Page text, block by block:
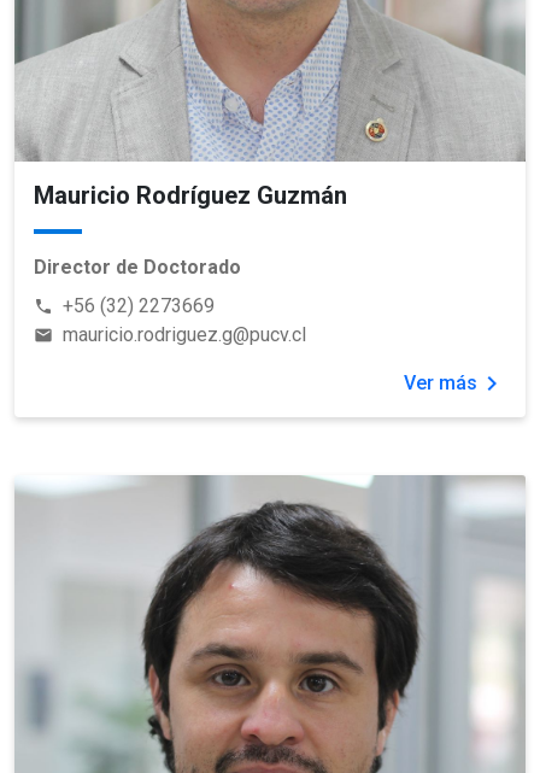
Mauricio Rodríguez Guzmán
Director de Doctorado
phone +56 (32) 2273669
email mauricio.rodriguez.g@pucv.cl
Ver más chevron_right